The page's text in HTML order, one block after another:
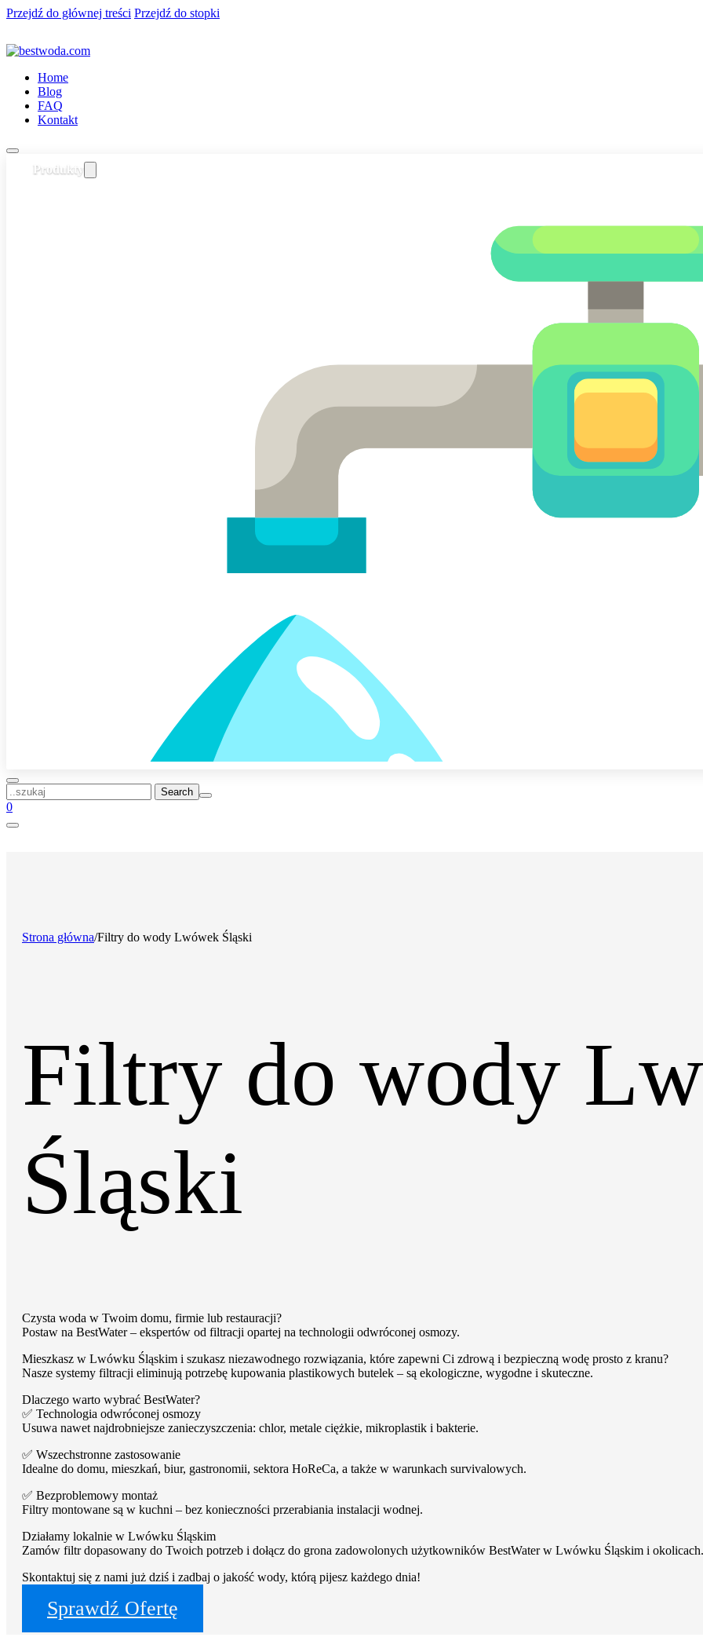
Przejdź do głównej treści Przejdź do stopki
Home
Blog
FAQ
Kontakt
Produkty
Filtry do wody z osmozy
Filtry podzlewowe BestWater Jungbrunnen – seria premium
Filtry do wody dla gastronomii i HoReCa
Filtry turystyczne na wycieczki i outdoor
..szukaj
0
Strona główna/Filtry do wody Lwówek Śląski
Filtry do wody
Śląski
Czysta woda w Twoim domu, firmie lub restauracji?
Postaw na BestWater – ekspertów od filtracji opartej na technologii odwróconej osmozy.
Mieszkasz w Lwówku Śląskim i szukasz niezawodnego rozwiązania, które zapewni Ci zdrową i bezpieczną wodę prosto z kranu?
Nasze systemy filtracji eliminują potrzebę kupowania plastikowych butelek – są ekologiczne, wygodne i skuteczne.
Dlaczego warto wybrać BestWater?
✅ Technologia odwróconej osmozy
Usuwa nawet najdrobniejsze zanieczyszczenia: chlor, metale ciężkie, mikroplastik i bakterie.
✅ Wszechstronne zastosowanie
Idealne do domu, mieszkań, biur, gastronomii, sektora HoReCa, a także w warunkach survivalowych.
✅ Bezproblemowy montaż
Filtry montowane są w kuchni – bez konieczności przerabiania instalacji wodnej.
Działamy lokalnie w Lwówku Śląskim
Zamów filtr dopasowany do Twoich potrzeb i dołącz do grona zadowolonych użytkowników BestWater w Lwówku Śląskim i okolicach.
Skontaktuj się z nami już dziś i zadbaj o jakość wody, którą pijesz każdego dnia!
Sprawdź Ofertę